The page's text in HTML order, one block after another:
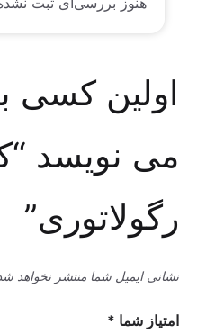
کسی
شما منتشر نخواهد شد. بخش‌های
*